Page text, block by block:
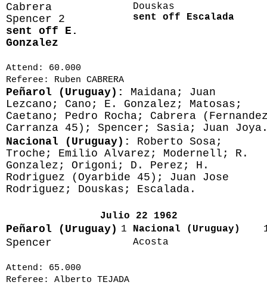
Cabrera
Spencer 2
sent off E.
Gonzalez
Douskas
sent off Escalada
Attend: 60.000
Referee: Ruben CABRERA
Peñarol (Uruguay): Maidana; Juan
Lezcano; Cano; E. Gonzalez; Matosas;
Caetano; Pedro Rocha; Cabrera
Carranza 45); Spencer; Sasia; Juan
Nacional (Uruguay): Roberto Sosa;
Troche; Emilio Alvarez; Modernell; R.
Gonzalez; Origoni; D. Perez; H.
Rodriguez (Oyarbide 45); Juan Jose
Rodriguez; Douskas; Escalada.
Julio 22 1962
Peñarol (Uruguay) 1 Nacional (Uruguay)
Spencer Acosta
Attend: 65.000
Referee: Alberto TEJADA